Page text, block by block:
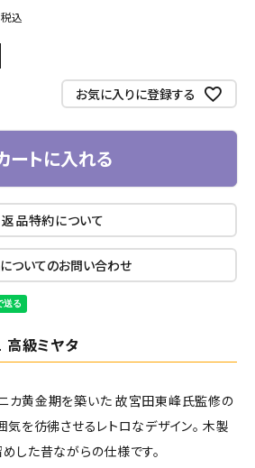
税込
お気に入りに登録する
ートに入れる
返品特約について
ついてのお問い合わせ
級ミヤタ
カ黄金期を築いた 故宮田東峰氏監修の
気を彷彿させるレトロなデザイン。 木製
した昔ながらの仕様です。